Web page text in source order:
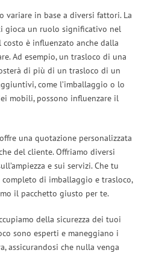
variare in base a diversi fattori. La
gioca un ruolo significativo nel
è influenzato anche dalla
Ad esempio, un trasloco di una
di più di un trasloco di un
come l’imballaggio o lo
mobili, possono influenzare il
una quotazione personalizzata
del cliente. Offriamo diversi
e sui servizi. Che tu
di imballaggio e trasloco,
il pacchetto giusto per te.
della sicurezza dei tuoi
sono esperti e maneggiano i
assicurandosi che nulla venga